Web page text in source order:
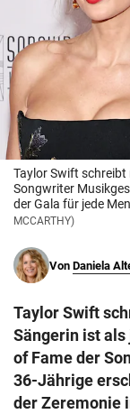
eingeben
© Krone
Muthgasse 2,
Taylor Swift schreibt
Songwriter
der Gala für jede
MCCARTHY)
Von Daniela
Taylor Swift
Sängerin ist als
of Fame der
36-Jährige
der Zeremonie